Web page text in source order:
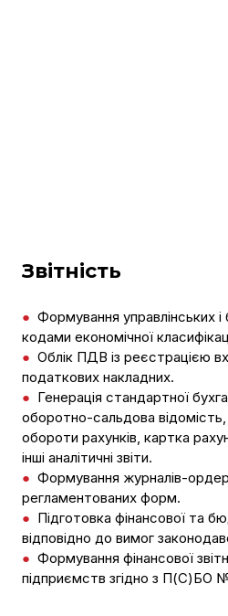
Звітність
● Формування управлінських і
кодами економічної
● Облік ПДВ із реєстрацією
податкових накладних.
● Генерація стандартної
оборотно-сальдова
обороти рахунків, картка
інші аналітичні звіти.
● Формування журналів-
регламентованих форм.
● Підготовка фінансової та
відповідно до вимог
● Формування фінансової
підприємств згідно з П(С)БО